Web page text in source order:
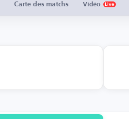
Carte des matchs Vidéo Live